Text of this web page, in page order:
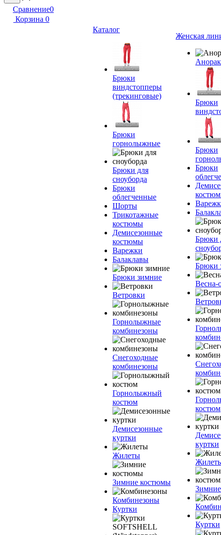
Сравнение0
Корзина 0
Каталог
Брюки
виндстопперы
(трекинговые)
Брюки
горнолыжные
Брюки для
сноуборда
Брюки
облегченные
Шорты
Трикотажные
костюмы
Демисезонные
костюмы
Варежки
Балаклавы
Брюки зимние
Ветровки
Горнолыжные
комбинезоны
Снегоходные
комбинезоны
Горнолыжный
костюм
Демисезонные
куртки
Жилеты
Зимние костюмы
Комбинезоны
Куртки
Женская
Брюки
Брюки
Брюки
Брюки
Брюки
Весна-
костюм
куртки
Куртки